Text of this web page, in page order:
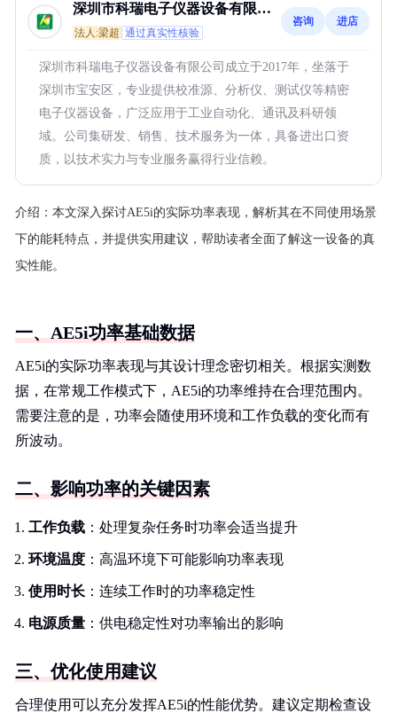
深圳市科瑞电子仪器设备有限公
司
法人:梁超 通过真实性核验
咨询 进店
深圳市科瑞电子仪器设备有限公司成立于2017年，坐落于
深圳市宝安区，专业提供校准源、分析仪、测试仪等精密
电子仪器设备，广泛应用于工业自动化、通讯及科研领
域。公司集研发、销售、技术服务为一体，具备进出口资
质，以技术实力与专业服务赢得行业信赖。
介绍： 本文深入探讨AE5i的实际功率表现，解析其在不同使用场景
下的能耗特点，并提供实用建议，帮助读者全面了解这一设备的真
实性能。
一、AE5i功率基础数据
AE5i的实际功率表现与其设计理念密切相关。根据实测数
据，在常规工作模式下，AE5i的功率维持在合理范围内。
需要注意的是，功率会随使用环境和工作负载的变化而有
所波动。
二、影响功率的关键因素
工作负载 ：处理复杂任务时功率会适当提升
环境温度 ：高温环境下可能影响功率表现
使用时长 ：连续工作时的功率稳定性
电源质量 ：供电稳定性对功率输出的影响
三、优化使用建议
合理使用可以充分发挥AE5i的性能优势。建议定期检查设